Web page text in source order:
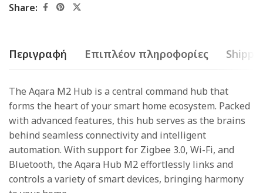
Share:
Περιγραφή Επιπλέον πληροφορίες
The Aqara M2 Hub is a central command hub that
forms the heart of your smart home ecosystem. Packed
with advanced features, this hub serves as the brains
behind seamless connectivity and intelligent
automation. With support for Zigbee 3.0, Wi-Fi, and
Bluetooth, the Aqara Hub M2 effortlessly links and
controls a variety of smart devices, bringing harmony